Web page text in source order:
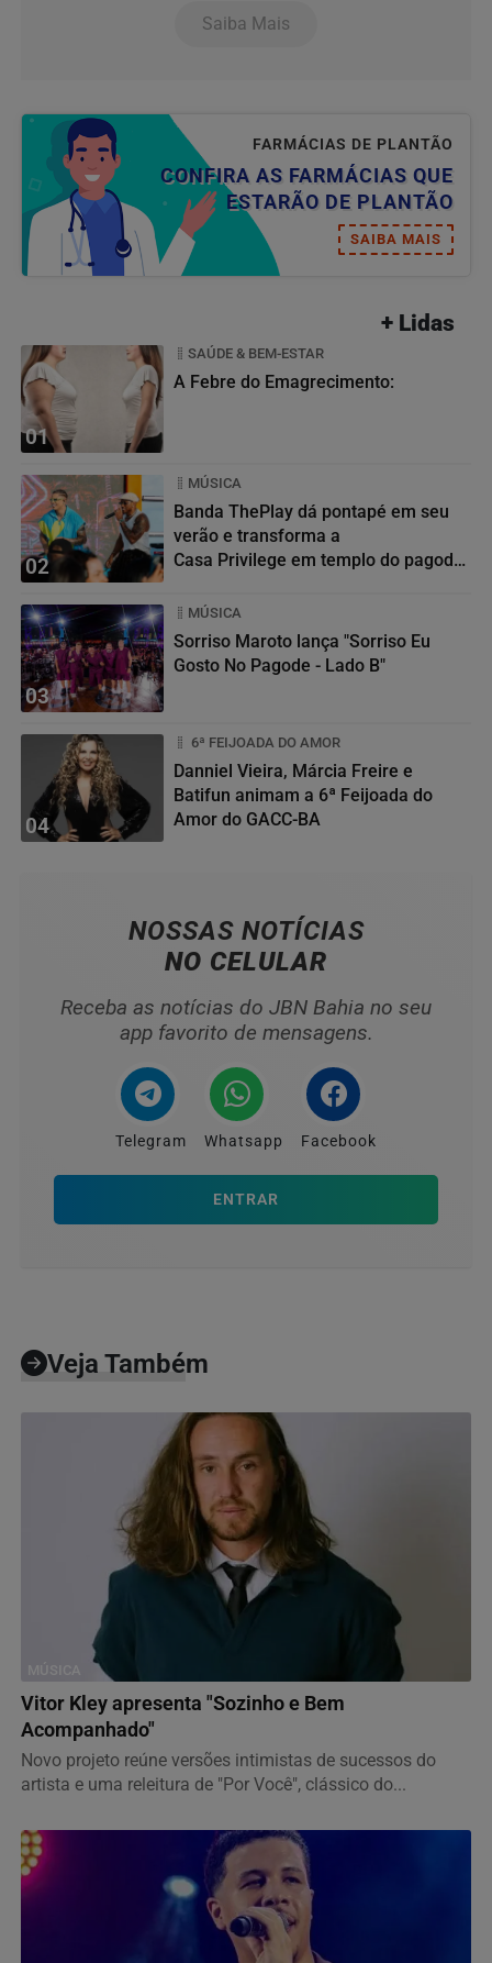
Saiba Mais
FARMÁCIAS DE PLANTÃO
CONFIRA AS FARMÁCIAS QUE
ESTARÃO DE PLANTÃO
SAIBA MAIS
+ Lidas
01
SAÚDE & BEM-ESTAR
A Febre do Emagrecimento:
02
MÚSICA
Banda ThePlay dá pontapé em seu
verão e transforma a
Casa Privilege em templo do pagode
03
MÚSICA
Sorriso Maroto lança "Sorriso Eu
Gosto No Pagode - Lado B"
04
6ª FEIJOADA DO AMOR
Danniel Vieira, Márcia Freire e
Batifun animam a 6ª Feijoada do
Amor do GACC-BA
NOSSAS NOTÍCIAS
NO CELULAR
Receba as notícias do JBN Bahia no seu
app favorito de mensagens.
Telegram Whatsapp Facebook
ENTRAR
Veja Também
Vitor Kley apresenta "Sozinho e Bem
Acompanhado"
Novo projeto reúne versões intimistas de sucessos do
artista e uma releitura de "Por Você", clássico do...